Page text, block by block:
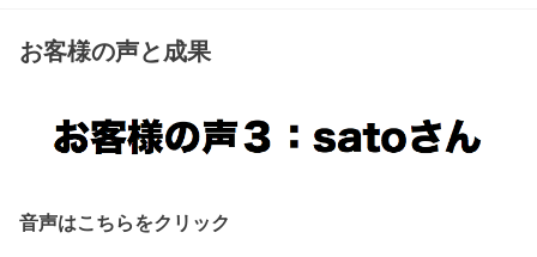
お客様の声と成果
音声はこちらをクリック